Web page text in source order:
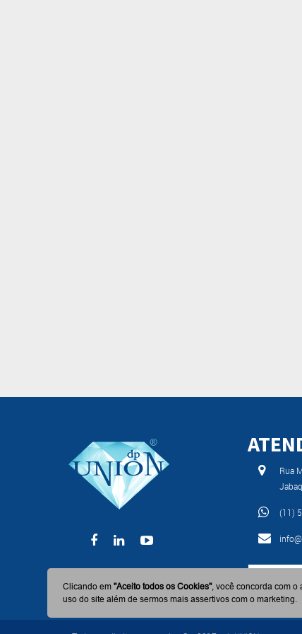
Rua
(11)
BAIXE
Clicando em"Aceito todos os Cookies", você concorda com
uso do site além de sermos mais assertivos com o marketing.